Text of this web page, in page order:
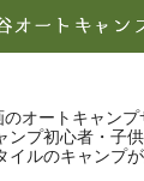
オートキャン
ンプ初心者・子
ルのキャンプが